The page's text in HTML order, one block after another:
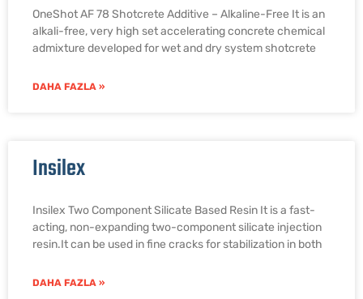
OneShot AF 78 Shotcrete Additive – Alkaline-Free It is an
alkali-free, very high set accelerating concrete chemical
admixture developed for wet and dry system shotcrete
DAHA FAZLA »
Insilex
Insilex Two Component Silicate Based Resin It is a fast-
acting, non-expanding two-component silicate injection
resin.It can be used in fine cracks for stabilization in both
DAHA FAZLA »